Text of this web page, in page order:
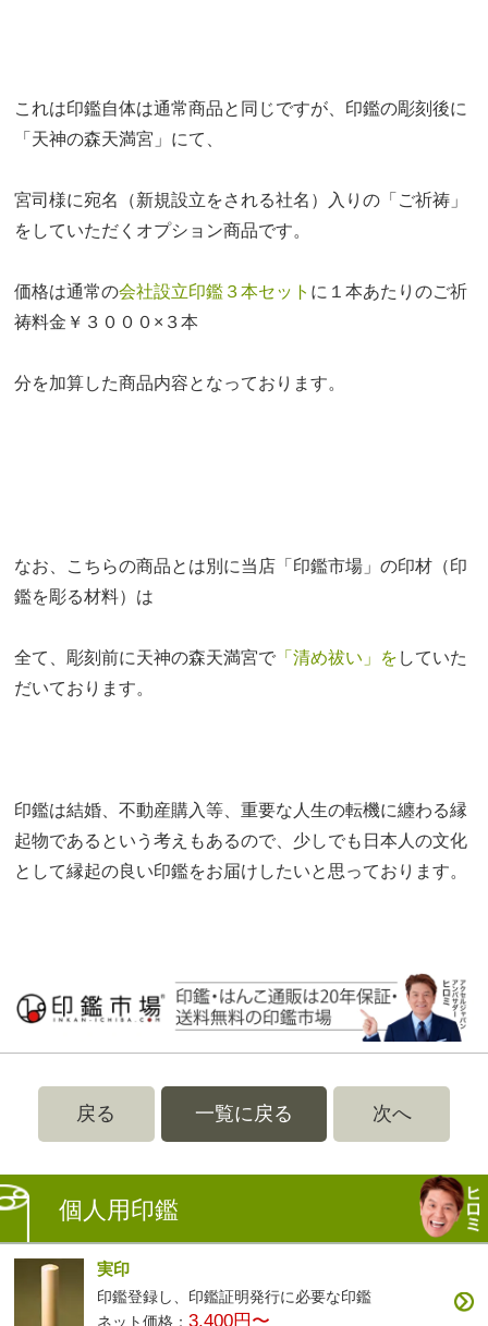
これは印鑑自体は通常商品と同じですが、印鑑の彫刻後に
「天神の森天満宮」にて、
宮司様に宛名（新規設立をされる社名）入りの「ご祈祷」
をしていただくオプション商品です。
価格は通常の会社設立印鑑３本セット に１本あたりのご祈
祷料金￥３０００×３本
分を加算した商品内容となっております。
なお、こちらの商品とは別に当店「印鑑市場」の印材（印
鑑を彫る材料）は
全て、彫刻前に天神の森天満宮で 「清め祓い」 を していた
だいております。
印鑑は結婚、不動産購入等、重要な人生の転機に纏わる縁
起物であるという考えもあるので、少しでも日本人の文化
として縁起の良い印鑑をお届けしたいと思っております。
戻る 一覧に戻る 次へ
個人用印鑑
実印
印鑑登録し、印鑑証明発行に必要な印鑑
ネット価格：3,400円〜